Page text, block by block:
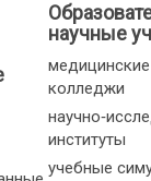
научные
колледжи
институты
учебные